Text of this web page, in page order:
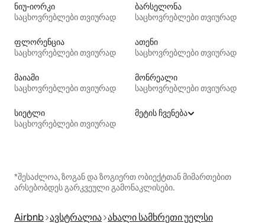
ნიუ-იორკი
საცხოვრებლები თვიურად
ბარსელონა
საცხოვრებლები თვიურად
ფლორენცია
საცხოვრებლები თვიურად
ათენი
საცხოვრებლები თვიურად
მაიამი
საცხოვრებლები თვიურად
მონრეალი
საცხოვრებლები თვიურად
სიეტლი
საცხოვრებლები თვიურად
მეტის ჩვენება
*შესაძლოა, ზოგან და ზოგიერთ ობიექტთან მიმართებით
არსებობდეს გარკვეული გამონაკლისები.
Airbnb ავსტრალია ახალი სამხრეთი უელსი